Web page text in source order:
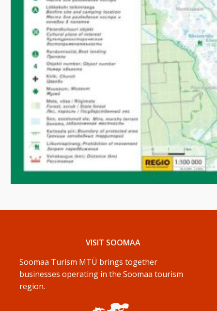
VISIT SOOMAA
Soomaa Turism MTÜ brings together
businesses operating in the Soomaa tourism
region.